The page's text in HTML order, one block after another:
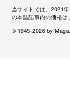
当サイトでは、2021
の本誌記事内の価格は
© 1945-2026 by